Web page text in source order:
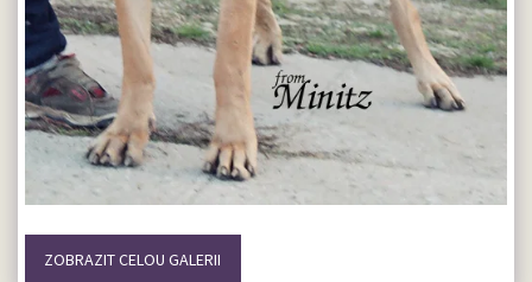
ZOBRAZIT CELOU GALERII